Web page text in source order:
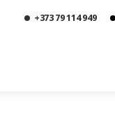
+373 79 114 949